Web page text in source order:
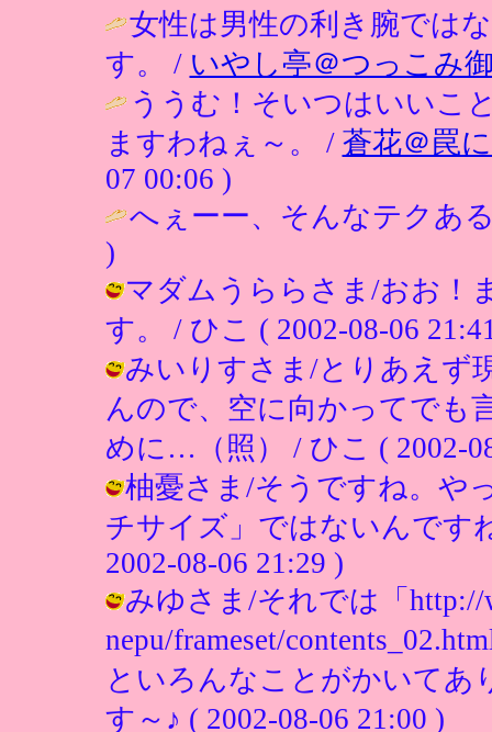
女性は男性の利き腕では
す。 / いやし亭＠つっこみ
ううむ！そいつはいいこ
ますわねぇ～。 / 蒼花＠罠
07 00:06 )
へぇーー、そんなテクあ
)
マダムうららさま/おお！
す。 / ひこ ( 2002-08-06
みいりすさま/とりあえず
んので、空に向かってでも
めに…（照） / ひこ ( 2002-
柚憂さま/そうですね。や
チサイズ」ではないんです
2002-08-06 21:29 )
みゆさま/それでは「http://
nepu/frameset/
といろんなことがかいてあ
す～♪ ( 2002-08-06 21:00 )